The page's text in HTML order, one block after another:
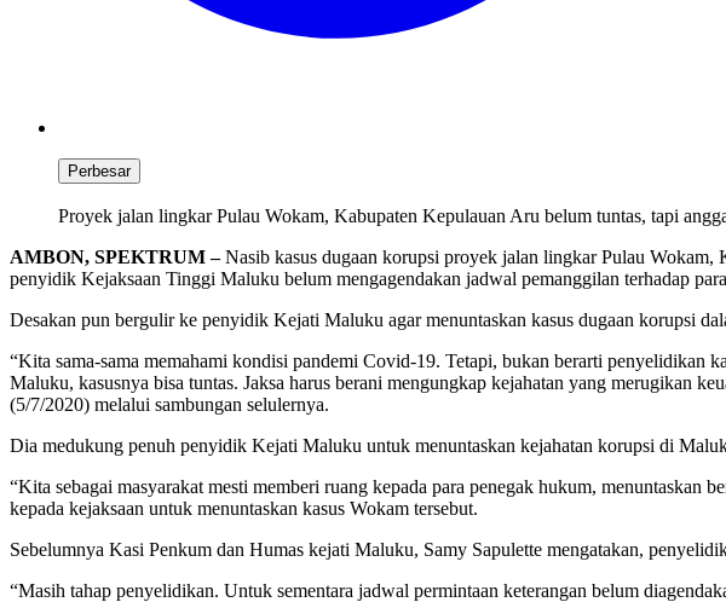
Perbesar
Proyek jalan lingkar Pulau Wokam, Kabupaten Kepulauan Aru belum tuntas, tapi
AMBON, SPEKTRUM –Nasib kasus dugaan korupsi proyek jalan lingkar Pulau
penyidik Kejaksaan Tinggi Maluku belum mengagendakan jadwal pemanggilan terhadap
Desakan pun bergulir ke penyidik Kejati Maluku agar menuntaskan kasus dugaan korupsi
“Kita sama-sama memahami kondisi pandemi Covid-19. Tetapi, bukan berarti
Maluku, kasusnya bisa tuntas. Jaksa harus berani mengungkap kejahatan yang merugikan
(5/7/2020) melalui sambungan selulernya.
Dia medukung penuh penyidik Kejati Maluku untuk menuntaskan kejahatan korupsi di
“Kita sebagai masyarakat mesti memberi ruang kepada para penegak hukum,
kepada kejaksaan untuk menuntaskan kasus Wokam tersebut.
Sebelumnya Kasi Penkum dan Humas kejati Maluku, Samy Sapulette mengatakan,
“Masih tahap penyelidikan. Untuk sementara jadwal permintaan keterangan belum